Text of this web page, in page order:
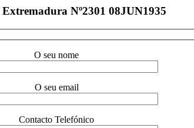
Nº2301 08JUN1935
O seu nome
O seu email
Contacto Telefónico